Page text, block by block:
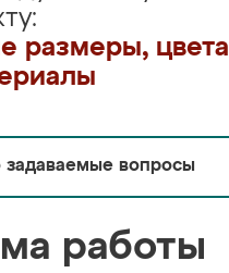
размеры, цвета
задаваемые вопросы
работы